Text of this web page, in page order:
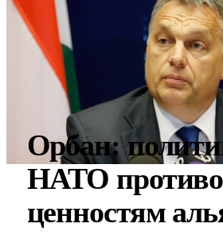
Орбан:
НАТО
ценностям